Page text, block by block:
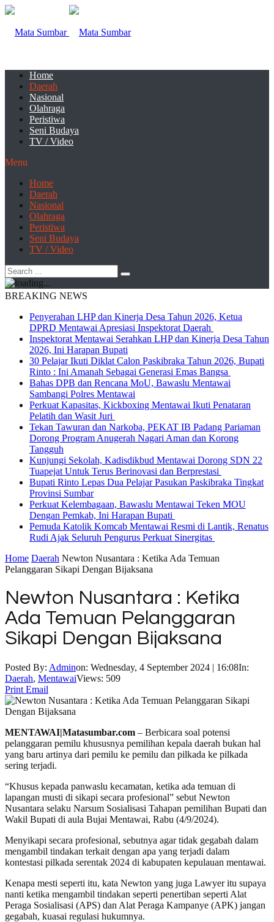
Home
Daerah
Nasional
Olahraga
Peristiwa
Seni Budaya
TV / Video
Menu
Home
Daerah
Nasional
Olahraga
Peristiwa
Seni Budaya
TV / Video
BREAKING NEWS
Penyerahan LHP dan Kinerja Desa Tahun 2026, Ketua
DPRD Mentawai Apresiasi Inspektorat Daerah
Inspektorat Mentawai Serahkan LHP dan Kinerja Desa Tahun
2026, Ini Harapan Bupati
30 Pelajar Ikuti Diklat Calon Paskibraka Tahun 2026, Bupati
Rinto : Ini Amanah Sebagai Generasi Emas Bangsa
Bahas DPB dan Rencana MoU, Bawaslu Mentawai
Sambangi Polres Mentawai
Perkuat Kapasitas, Kickboxing Mentawai Ikuti Penataran
Pelatih dan Wasit Juri
Tekan Tawuran dan Narkoba, PEKAT IB Padang Pariaman
Dorong Program Anugerah Nagari Aman dan Korong
Tangguh
Kunjungi Sekolah, Kadisdikbud Mentawai Dorong SDN 22
Tuapejat Untuk Terus Berinovasi dan Berprestasi
Bupati Rinto Lepas Dua Pelajar Pasukan Paskibraka Tingkat
Provinsi Sumbar
Perkuat Kelembagaan, Bawaslu Mentawai Teken MOU
Dengan Pemkab, Ini Harapan Bupati
Pemuda Katolik Komcab Mentawai Resmi di Lantik, Renatus
Rudi Ajak Seluruh Pengurus Perkuat Sinergitas
Home Daerah Newton Nusantara : Ketika Ada Temuan
Pelanggaran Sikapi Dengan Bijaksana
Newton Nusantara : Ketika
Ada Temuan Pelanggaran
Sikapi Dengan Bijaksana
Posted By: Adminon: Wednesday, 4 September 2024 | 16:08In:
Daerah, MentawaiViews: 509
Print Email
MENTAWAI|Matasumbar.com – Berbicara soal potensi
pelanggaran pemilu khususnya pemilihan kepala daerah bukan hal
yang baru artinya dari pemilu ke pemilu dan pilkada ke pilkada
sering terjadi.
“Khusus kepada panwaslu kecamatan, ketika ada temuan di
lapangan musti di sikapi secara profesional” sebut Newton
Nusantara selaku Narsum Sosialisasi Tahapan pemilihan Bupati dan
Wakil Bupati di aula Bujai Mentawai, Rabu (4/9/2024).
Menyikapi secara profesional, sebutnya agar tidak gegabah dalam
mengambil tindakan terkait dengan apa yang terjadi dalam
kontestasi pilkada serentak 2024 di kabupaten kepulauan mentawai.
Kenapa mesti seperti itu, kata Newton yang juga Lawyer itu supaya
nanti ketika mengambil tindakan seperti penertiban seperti Alat
Peraga Sosialisasi (APS) dan Alat Peraga Kampanye (APK) jangan
gegabah, kuasai regulasi hukumnya.